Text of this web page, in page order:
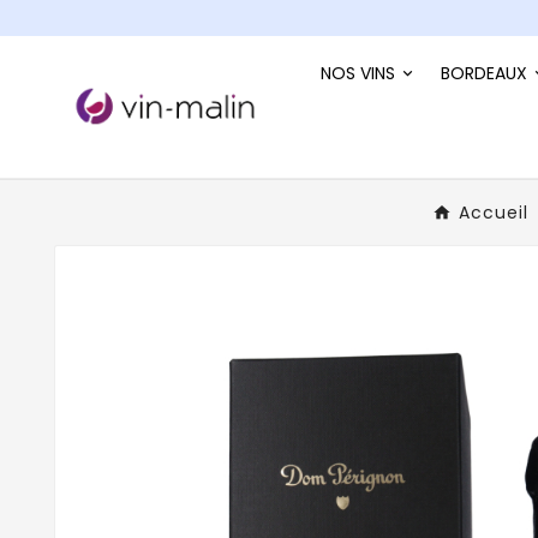
NOS VINS BORDEAUX
Accueil